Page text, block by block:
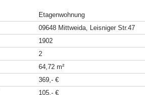
Etagenwohnung
09648 Mittweida, Leisniger Str.47
1902
2
64,72 m²
369,- €
105,- €